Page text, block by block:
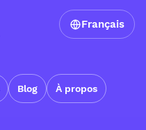
Blog À propos
Français